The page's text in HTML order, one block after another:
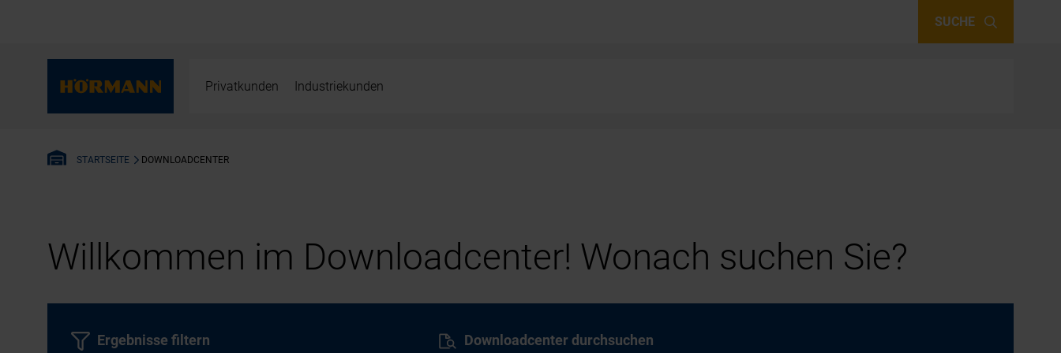
SUCHE
Privatkunden Industriekunden
STARTSEITE DOWNLOADCENTER
Willkommen im Downloadcenter! Wonach suchen Sie?
Downloadcenter durchsuchen
Ergebnisse filtern